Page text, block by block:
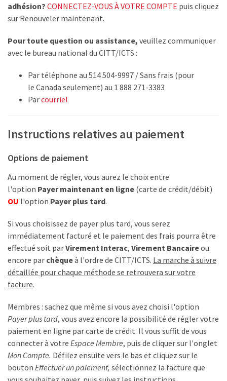
adhésion? CONNECTEZ-VOUS À VOTRE COMPTE puis cliquez
sur Renouveler maintenant.
Pour toute question ou assistance, veuillez communiquer
avec le bureau national du CITT/ICTS :
Par téléphone au 514 504-9997 / Sans frais (pour
le Canada seulement) au 1 888 271-3383
Parcourriel
Instructions relatives au paiement
Options de paiement
Au moment de régler, vous aurez le choix entre
l'option Payer maintenant en ligne (carte de crédit/débit)
OU l'option Payer plus tard.
Si vous choisissez de payer plus tard, vous serez
immédiatement facturé et le paiement des frais pourra être
effectué soit parVirement Interac, Virement Bancaireou
encore par chèqueà l'ordre de CITT/ICTS. La marche à suivre
détaillée pour chaque méthode se retrouvera sur votre
facture.
Membres : sachez que même si vous avez choisi l'option
Payer plus tard, vous avez encore la possibilité de régler votre
paiement en ligne par carte de crédit. Il vous suffit de vous
connecter à votre Espace Membre, puis de cliquer sur l'onglet
Mon Compte. Défilez ensuite vers le bas et cliquez sur le
bouton Effectuer un paiement, sélectionnez la facture que